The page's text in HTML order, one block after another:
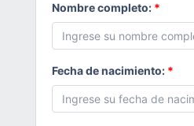
Nombre completo: *
Fecha de nacimiento: *